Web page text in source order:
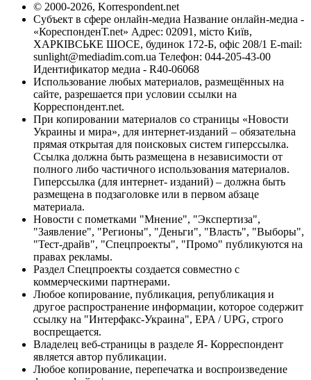
© 2000-2026, Korrespondent.net
Субъект в сфере онлайн-медиа Название онлайн-медиа -
«КореспонденТ.net» Адрес: 02091, місто Київ,
ХАРКІВСЬКЕ ШОСЕ, будинок 172-Б, офіс 208/1 E-mail:
sunlight@mediadim.com.ua Телефон: 044-205-43-00
Идентификатор медиа - R40-06068
Использование любых материалов, размещённых на
сайте, разрешается при условии ссылки на
Корреспондент.net.
При копировании материалов со страницы «Новости
Украины и мира», для интернет-изданий – обязательна
прямая открытая для поисковых систем гиперссылка.
Ссылка должна быть размещена в независимости от
полного либо частичного использования материалов.
Гиперссылка (для интернет- изданий) – должна быть
размещена в подзаголовке или в первом абзаце
материала.
Новости с пометками "Мнение", "Экспертиза",
"Заявление", "Регионы", "Деньги", "Власть", "Выборы",
"Тест-драйв", "Спецпроекты", "Промо" публикуются на
правах рекламы.
Раздел Спецпроекты создается совместно с
коммерческими партнерами.
Любое копирование, публикация, републикация и
другое распространение информации, которое содержит
ссылку на "Интерфакс-Украина", EPA / UPG, строго
воспрещается.
Владелец веб-страницы в разделе Я- Корреспондент
является автор публикации.
Любое копирование, перепечатка и воспроизведение